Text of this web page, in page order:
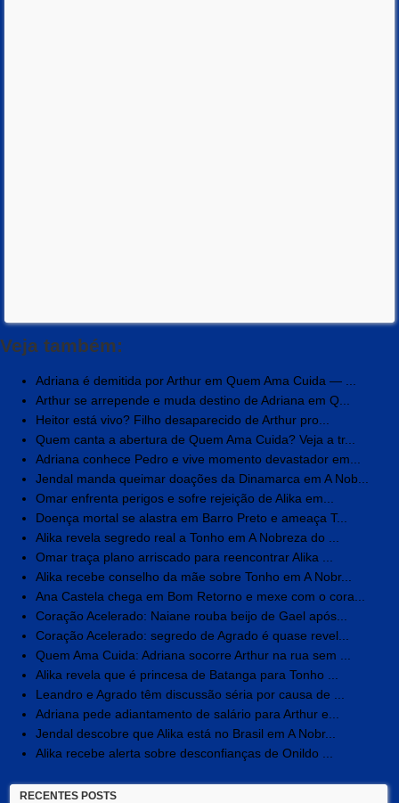
Veja também:
Adriana é demitida por Arthur em Quem Ama Cuida — ...
Arthur se arrepende e muda destino de Adriana em Q...
Heitor está vivo? Filho desaparecido de Arthur pro...
Quem canta a abertura de Quem Ama Cuida? Veja a tr...
Adriana conhece Pedro e vive momento devastador em...
Jendal manda queimar doações da Dinamarca em A Nob...
Omar enfrenta perigos e sofre rejeição de Alika em...
Doença mortal se alastra em Barro Preto e ameaça T...
Alika revela segredo real a Tonho em A Nobreza do ...
Omar traça plano arriscado para reencontrar Alika ...
Alika recebe conselho da mãe sobre Tonho em A Nobr...
Ana Castela chega em Bom Retorno e mexe com o cora...
Coração Acelerado: Naiane rouba beijo de Gael após...
Coração Acelerado: segredo de Agrado é quase revel...
Quem Ama Cuida: Adriana socorre Arthur na rua sem ...
Alika revela que é princesa de Batanga para Tonho ...
Leandro e Agrado têm discussão séria por causa de ...
Adriana pede adiantamento de salário para Arthur e...
Jendal descobre que Alika está no Brasil em A Nobr...
Alika recebe alerta sobre desconfianças de Onildo ...
RECENTES POSTS